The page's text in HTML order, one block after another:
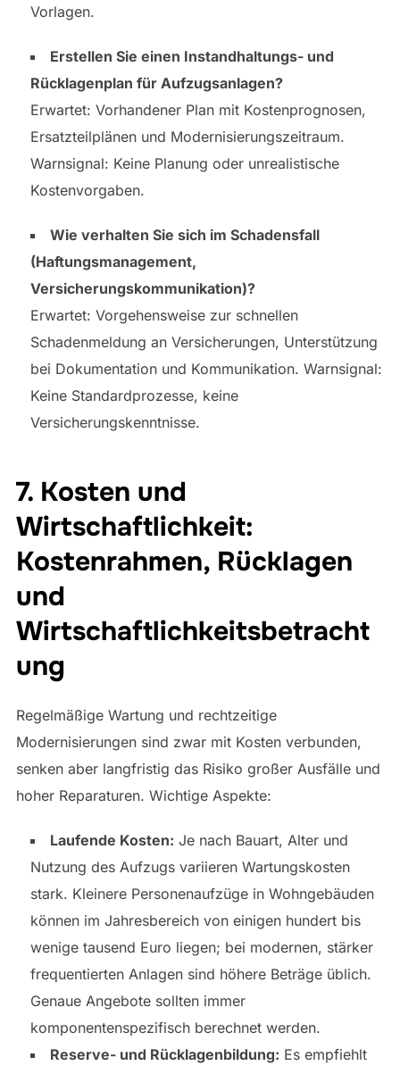
Vorlagen.
Erstellen Sie einen Instandhaltungs- und
Rücklagenplan für Aufzugsanlagen?
Erwartet: Vorhandener Plan mit Kostenprognosen,
Ersatzteilplänen und Modernisierungszeitraum.
Warnsignal: Keine Planung oder unrealistische
Kostenvorgaben.
Wie verhalten Sie sich im Schadensfall
(Haftungsmanagement,
Versicherungskommunikation)?
Erwartet: Vorgehensweise zur schnellen
Schadenmeldung an Versicherungen, Unterstützung
bei Dokumentation und Kommunikation. Warnsignal:
Keine Standardprozesse, keine
Versicherungskenntnisse.
7. Kosten und
Wirtschaftlichkeit:
Kostenrahmen, Rücklagen
und
Wirtschaftlichkeitsbetracht
ung
Regelmäßige Wartung und rechtzeitige
Modernisierungen sind zwar mit Kosten verbunden,
senken aber langfristig das Risiko großer Ausfälle und
hoher Reparaturen. Wichtige Aspekte:
Laufende Kosten: Je nach Bauart, Alter und
Nutzung des Aufzugs variieren Wartungskosten
stark. Kleinere Personenaufzüge in Wohngebäuden
können im Jahresbereich von einigen hundert bis
wenige tausend Euro liegen; bei modernen, stärker
frequentierten Anlagen sind höhere Beträge üblich.
Genaue Angebote sollten immer
komponentenspezifisch berechnet werden.
Reserve- und Rücklagenbildung: Es empfiehlt